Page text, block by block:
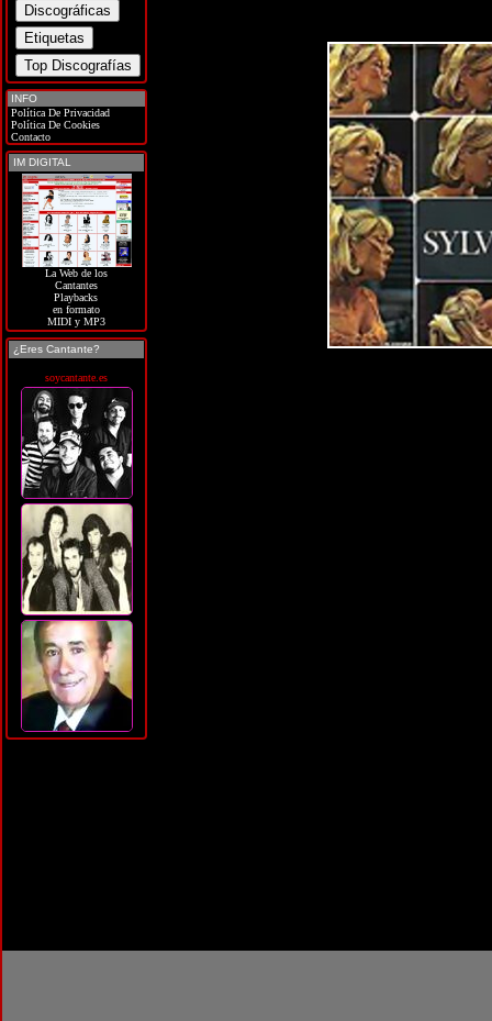
INFO
Política De Privacidad
Política De Cookies
Contacto
IM DIGITAL
La Web de los
Cantantes
Playbacks
en formato
MIDI y MP3
¿Eres Cantante?
soycantante.es